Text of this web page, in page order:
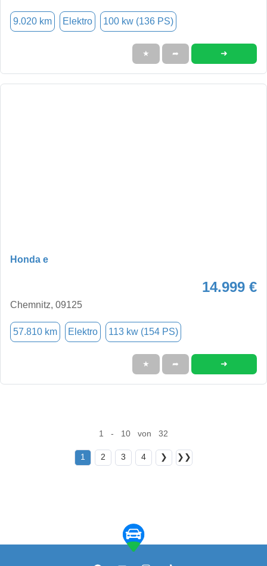
9.020 km Elektro 100 kw (136 PS)
★ ➦ ➜
Honda e
14.999 €
Chemnitz, 09125
57.810 km Elektro 113 kw (154 PS)
★ ➦ ➜
1 - 10 von 32
1 2 3 4 ❯ ❯❯